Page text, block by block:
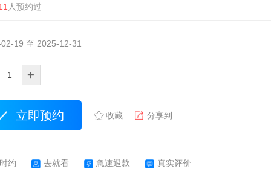
人预约过
19 至 2025-12-31
+
立即预约 收藏 分享到
约 去就看 急速退款 真实评价